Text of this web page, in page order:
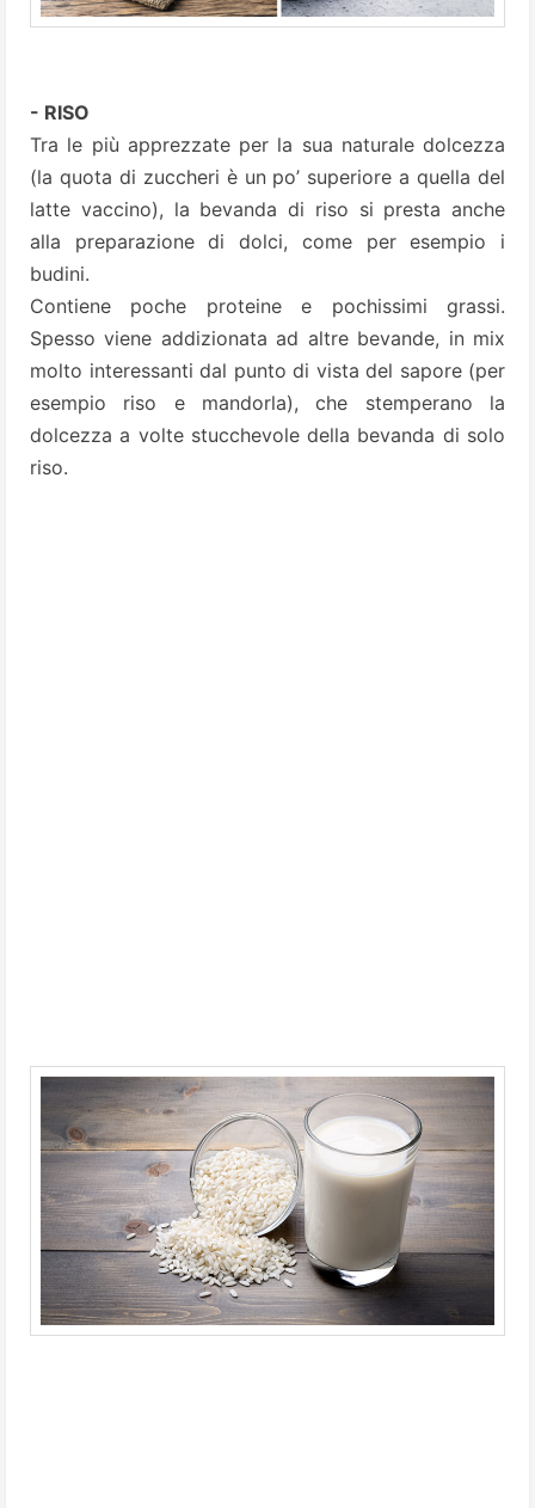
- RISO
Tra le più apprezzate per la sua naturale dolcezza
(la quota di zuccheri è un po’ superiore a quella del
latte vaccino), la bevanda di riso si presta anche
alla preparazione di dolci, come per esempio i
budini.
Contiene poche proteine e pochissimi grassi.
Spesso viene addizionata ad altre bevande, in mix
molto interessanti dal punto di vista del sapore (per
esempio riso e mandorla), che stemperano la
dolcezza a volte stucchevole della bevanda di solo
riso.